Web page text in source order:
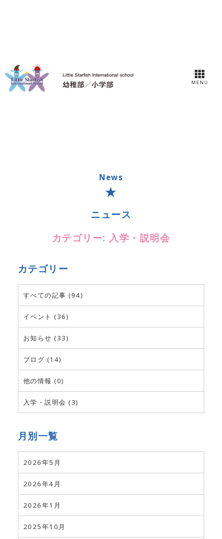
MENU
News
ニュース
カテゴリー: 入学・説明会
カテゴリー
すべての記事 (94)
イベント (36)
お知らせ (33)
ブログ (14)
他の情報 (0)
入学・説明会 (3)
月別一覧
2026年5月
2026年4月
2026年1月
2025年10月